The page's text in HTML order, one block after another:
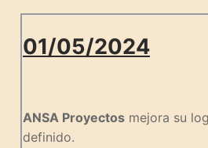
01/05/2024
ANSA Proyectos mejora su
definido.